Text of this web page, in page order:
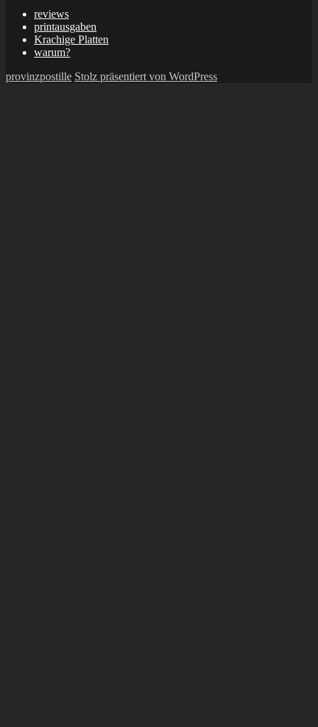
reviews
printausgaben
Krachige Platten
warum?
provinzpostille Stolz präsentiert von WordPress